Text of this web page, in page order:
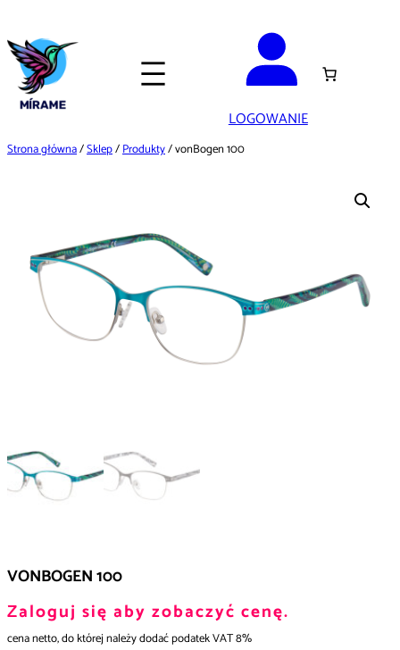
do
treści
LOGOWANIE
Strona główna/Sklep/Produkty/ vonBogen 100
VONBOGEN 100
Zaloguj się aby zobaczyć cenę.
cena netto, do której należy dodać podatek VAT 8%